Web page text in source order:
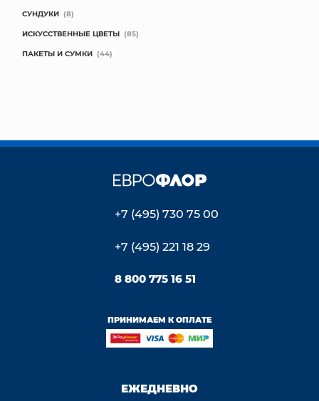
СУНДУКИ (8)
ИСКУССТВЕННЫЕ ЦВЕТЫ (85)
ПАКЕТЫ И СУМКИ (44)
+7 (495) 730 75 00
+7 (495) 221 18 29
8 800 775 16 51
ПРИНИМАЕМ К ОПЛАТЕ
ЕЖЕДНЕВНО